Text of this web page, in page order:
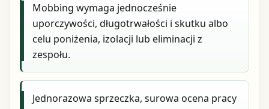
Mobbing wymaga jednocześnie
uporczywości, długotrwałości i skutku albo
celu poniżenia, izolacji lub eliminacji z
zespołu.
Jednorazowa sprzeczka, surowa ocena pracy